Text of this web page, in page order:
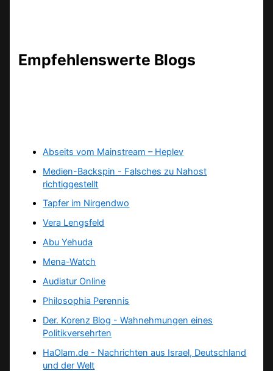
Empfehlenswerte Blogs
Abseits vom Mainstream – Heplev
Medien-Backspin - Falsches zu Nahost
richtiggestellt
Tapfer im Nirgendwo
Vera Lengsfeld
Abu Yehuda
Mena-Watch
Audiatur Online
Philosophia Perennis
Der. Korenz Blog - Wahnehmungen eines
Politikversehrten
HaOlam.de - Nachrichten aus Israel, Deutschland
und der Welt